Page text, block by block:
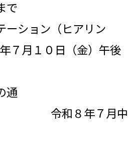
で
ーション（ヒアリン
月１０日（金）午後
通
年７月中